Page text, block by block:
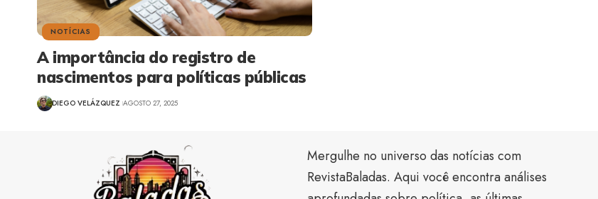
NOTÍCIAS
A importância do registro de
nascimentos para políticas públicas
DIEGO VELÁZQUEZ AGOSTO 27, 2025
Mergulhe no universo das notícias com
RevistaBaladas. Aqui você encontra análises